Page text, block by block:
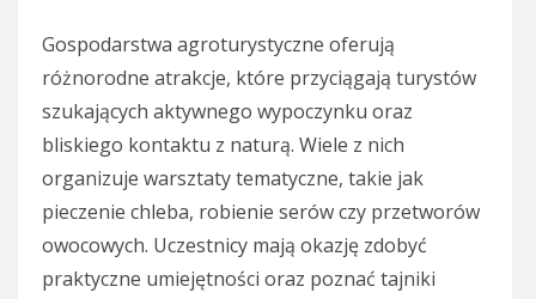
Gospodarstwa agroturystyczne oferują
różnorodne atrakcje, które przyciągają turystów
szukających aktywnego wypoczynku oraz
bliskiego kontaktu z naturą. Wiele z nich
organizuje warsztaty tematyczne, takie jak
pieczenie chleba, robienie serów czy przetworów
owocowych. Uczestnicy mają okazję zdobyć
praktyczne umiejętności oraz poznać tajniki